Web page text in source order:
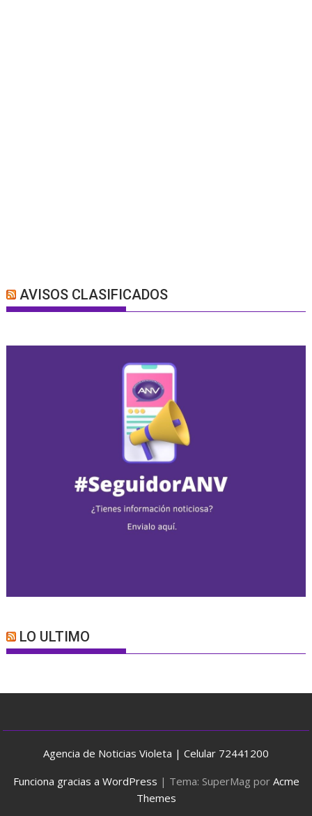
AVISOS CLASIFICADOS
LO ULTIMO
Agencia de Noticias Violeta | Celular 72441200
Funciona gracias a WordPress | Tema: SuperMag por Acme
Themes